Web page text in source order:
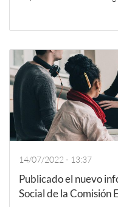
14/07/2022 - 13:37
Publicado el nuevo
Social de la Comisión